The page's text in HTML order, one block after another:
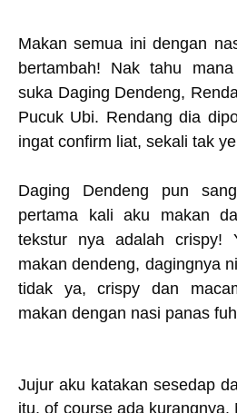
Makan semua ini dengan
bertambah! Nak tahu
suka Daging Dendeng,
Pucuk Ubi. Rendang dia
ingat confirm liat, sekali tak
Daging Dendeng pun
pertama kali aku makan
tekstur nya adalah crispy!
makan dendeng, dagingnya
tidak ya, crispy dan
makan dengan nasi panas
Jujur aku katakan sesedap
itu, of course ada kurangnya.